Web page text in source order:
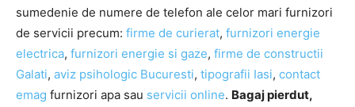
sumedenie de numere de telefon ale celor mari furnizori
de servicii precum: firme de curierat, furnizori energie
electrica, furnizori energie si gaze, firme de constructii
Galati, aviz psihologic Bucuresti, tipografii Iasi, contact
emag furnizori apa sau servicii online. Bagaj pierdut,